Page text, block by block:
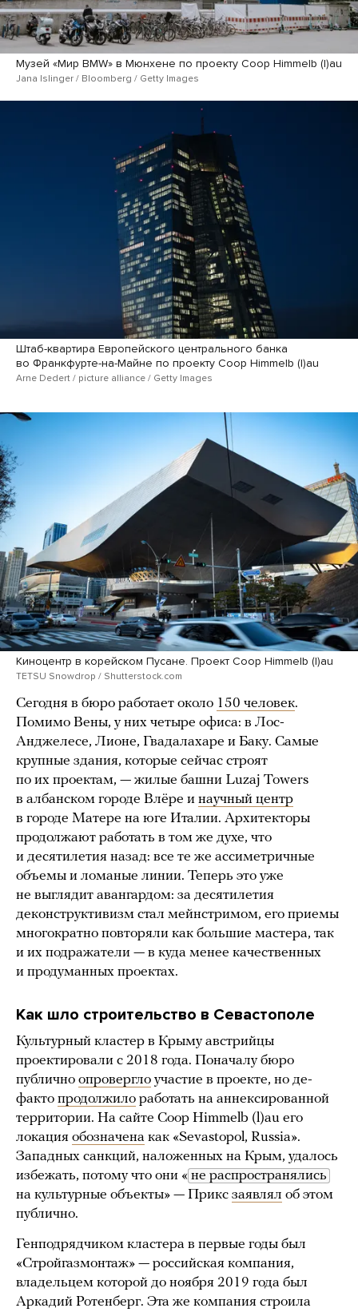
Музей «Мир BMW» в Мюнхене по проекту Coop Himmelb (l)au
Jana Islinger / Bloomberg / Getty Images
Штаб-квартира Европейского центрального банка
во Франкфурте-на-Майне по проекту Coop Himmelb (l)au
Arne Dedert / picture alliance / Getty Images
Киноцентр в корейском Пусане. Проект Coop Himmelb (l)au
TETSU Snowdrop / Shutterstock.com
Сегодня в бюро работает около 150 человек.
Помимо Вены, у них четыре офиса: в Лос-
Анджелесе, Лионе, Гвадалахаре и Баку. Самые
крупные здания, которые сейчас строят
по их проектам, — жилые башни Luzaj Towers
в албанском городе Влёре и научный центр
в городе Матере на юге Италии. Архитекторы
продолжают работать в том же духе, что
и десятилетия назад: все те же ассиметричные
объемы и ломаные линии. Теперь это уже
не выглядит авангардом: за десятилетия
деконструктивизм стал мейнстримом, его приемы
многократно повторяли как большие мастера, так
и их подражатели — в куда менее качественных
и продуманных проектах.
Как шло строительство в Севастополе
Культурный кластер в Крыму австрийцы
проектировали с 2018 года. Поначалу бюро
публично опровергло участие в проекте, но де-
факто продолжило работать на аннексированной
территории. На сайте Coop Himmelb (l)au его
локация обозначена как «Sevastopol, Russia».
Западных санкций, наложенных на Крым, удалось
избежать, потому что они « не распространялись
на культурные объекты» — Прикс заявлял об этом
публично.
Генподрядчиком кластера в первые годы был
«Стройгазмонтаж» — российская компания,
владельцем которой до ноября 2019 года был
Аркадий Ротенберг. Эта же компания строила